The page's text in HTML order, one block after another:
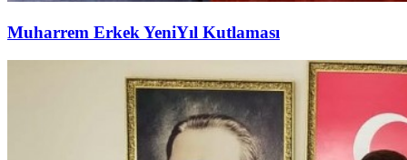
Muharrem Erkek YeniYıl Kutlaması